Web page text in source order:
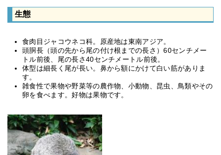
生態
食肉目ジャコウネコ科。原産地は東南アジア。
頭胴長（頭の先から尾の付け根までの長さ）60センチメー
トル前後、尾の長さ40センチメートル前後。
体型は細長く尾が長い。鼻から額にかけて白い筋がありま
す。
雑食性で果物や野菜等の農作物、小動物、昆虫、鳥類やその
卵を食べます。好物は果物です。